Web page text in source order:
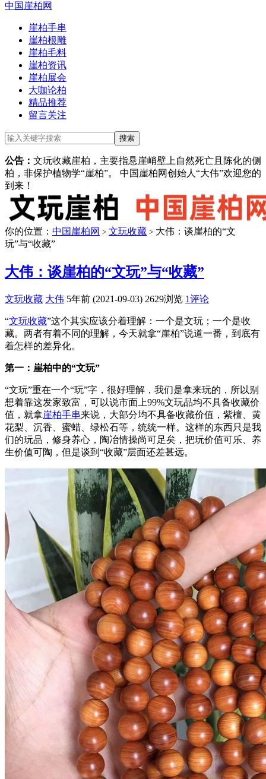
中国崖柏网
崖柏手串
崖柏根雕
崖柏毛料
崖柏资讯
崖柏展会
大咖论柏
精品推荐
留言关注
公告： 文玩收藏崖柏，主要指悬崖峭壁上自然死亡且陈化的侧
柏，非保护植物学“崖柏”。 中国崖柏网创始人“大伟”欢迎您的
到来！
你的位置： 中国崖柏网 > 文玩收藏 > 大伟：谈崖柏的“文
玩”与“收藏”
大伟：谈崖柏的“文玩”与“收藏”
文玩收藏 大伟 5年前 (2021-09-03) 2629浏览 1评论
“文玩收藏”这个其实应该分着理解：一个是文玩；一个是收
藏。两者有着不同的理解，今天就拿“崖柏”说道一番，到底有
着怎样的差异化。
第一：崖柏中的“文玩”
“文玩”重在一个“玩”字，很好理解，我们是拿来玩的，所以别
想着靠这发家致富，可以说市面上99%文玩品均不具备收藏价
值，就拿崖柏手串来说，大部分均不具备收藏价值，紫檀、黄
花梨、沉香、蜜蜡、绿松石等，统统一样。这样的东西只是我
们的玩品，修身养心，陶冶情操尚可足矣，把玩价值可乐、养
生价值可陶，但是谈到“收藏”层面还差甚远。